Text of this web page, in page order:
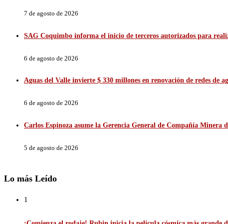
7 de agosto de 2026
SAG Coquimbo informa el inicio de terceros autorizados para
6 de agosto de 2026
Aguas del Valle invierte $ 330 millones en renovación de redes de
6 de agosto de 2026
Carlos Espinoza asume la Gerencia General de Compañía Minera
5 de agosto de 2026
Lo más Leído
1